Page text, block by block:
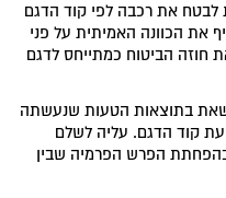
לבטח את רכבה לפי קוד הדגם
את הכוונה האמיתית על פני
חוזה הביטוח כמתייחס לדגם
בתוצאות הטעות שנעשתה
קוד הדגם. עליה לשלם
הפרש הפרמיה שבין